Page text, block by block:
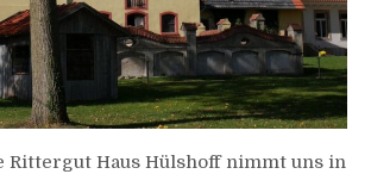
Rittergut Haus Hülshoff nimmt uns in